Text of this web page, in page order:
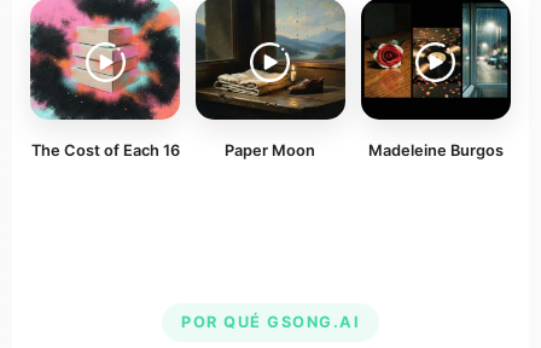
The Cost of Each 16 Paper Moon Madeleine Burgos
POR QUÉ GSONG.AI